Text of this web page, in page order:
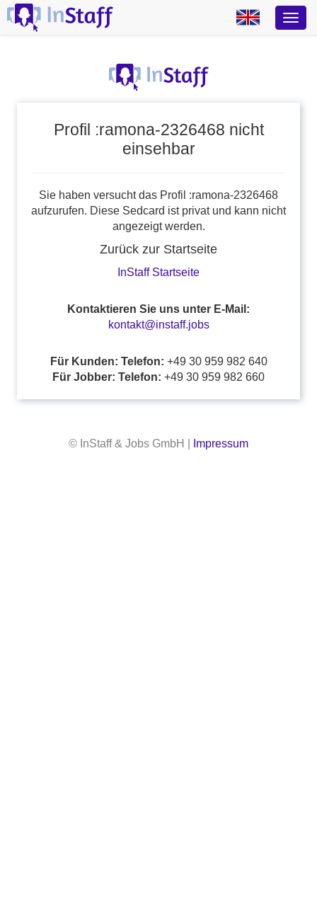
Profil :ramona-2326468 nicht
einsehbar
Sie haben versucht das Profil :ramona-2326468
aufzurufen. Diese Sedcard ist privat und kann nicht
angezeigt werden.
Zurück zur Startseite
InStaff Startseite
Kontaktieren Sie uns unter E-Mail:
kontakt@instaff.jobs
Für Kunden: Telefon: +49 30 959 982 640
Für Jobber: Telefon: +49 30 959 982 660
© InStaff & Jobs GmbH | Impressum